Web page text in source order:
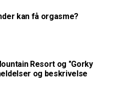
kan få orgasme?
Resort og "Gorky
og beskrivelse